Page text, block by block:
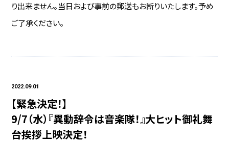
り出来ません。当日および事前の郵送もお断りいたします。予め
ご了承ください。
2022.09.01
【緊急決定！】
9/7（水）『異動辞令は音楽隊！』大ヒット御礼舞
台挨拶上映決定！